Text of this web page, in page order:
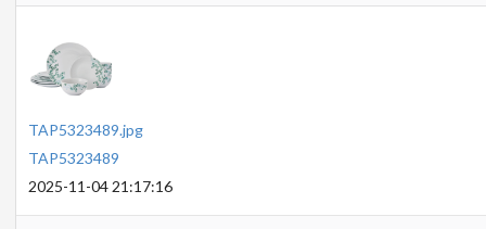
TAP5323489.jpg
TAP5323489
2025-11-04 21:17:16